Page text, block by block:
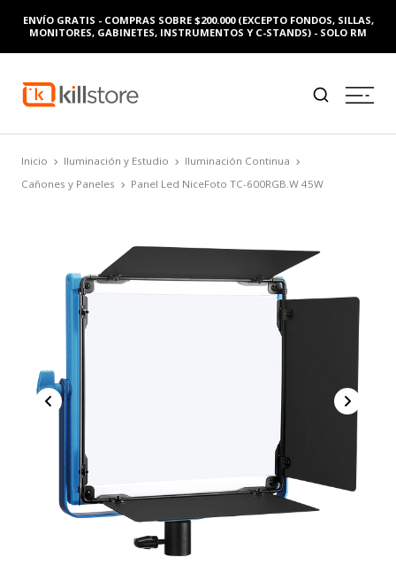
ENVÍO GRATIS - COMPRAS SOBRE $200.000 (EXCEPTO FONDOS, SILLAS,
MONITORES, GABINETES, INSTRUMENTOS Y C-STANDS) - SOLO RM
Inicio Iluminación y Estudio
Iluminación Continua
Cañones y Paneles
Panel Led NiceFoto TC-600RGB.W 45W